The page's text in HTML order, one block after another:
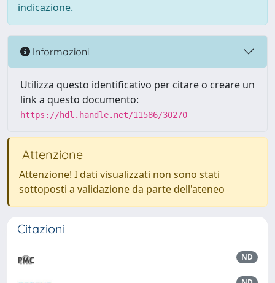
indicazione.
Informazioni
Utilizza questo identificativo per citare o creare un
link a questo documento:
https://hdl.handle.net/11586/30270
Attenzione
Attenzione! I dati visualizzati non sono stati
sottoposti a validazione da parte dell'ateneo
Citazioni
ND